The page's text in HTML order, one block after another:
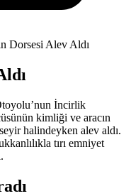
İncirlik
kimliği ve aracın
halindeyken alev aldı.
tırı emniyet